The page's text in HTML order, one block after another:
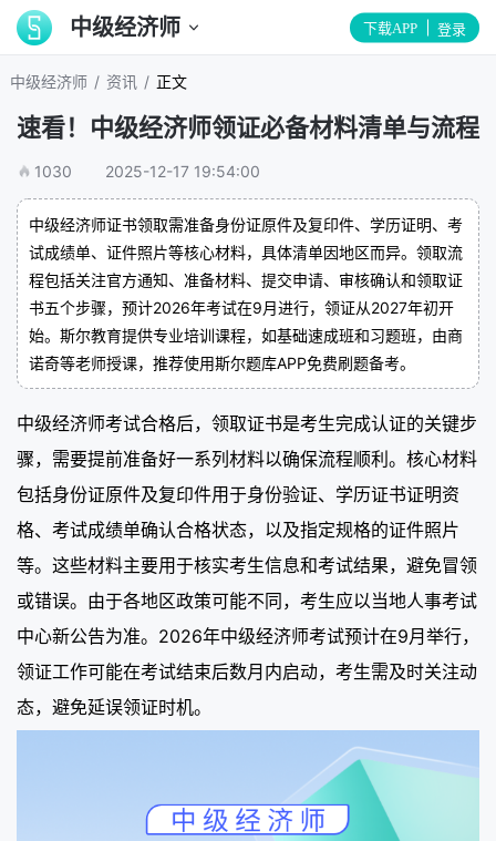
中级经济师 下载APP 登录
中级经济师 / 资讯 / 正文
速看！中级经济师领证必备材料清单与流程
1030 2025-12-17 19:54:00
中级经济师证书领取需准备身份证原件及复印件、学历证明、考
试成绩单、证件照片等核心材料，具体清单因地区而异。领取流
程包括关注官方通知、准备材料、提交申请、审核确认和领取证
书五个步骤，预计2026年考试在9月进行，领证从2027年初开
始。斯尔教育提供专业培训课程，如基础速成班和习题班，由商
诺奇等老师授课，推荐使用斯尔题库APP免费刷题备考。
中级经济师考试合格后，领取证书是考生完成认证的关键步
骤，需要提前准备好一系列材料以确保流程顺利。核心材料
包括身份证原件及复印件用于身份验证、学历证书证明资
格、考试成绩单确认合格状态，以及指定规格的证件照片
等。这些材料主要用于核实考生信息和考试结果，避免冒领
或错误。由于各地区政策可能不同，考生应以当地人事考试
中心新公告为准。2026年中级经济师考试预计在9月举行，
领证工作可能在考试结束后数月内启动，考生需及时关注动
态，避免延误领证时机。